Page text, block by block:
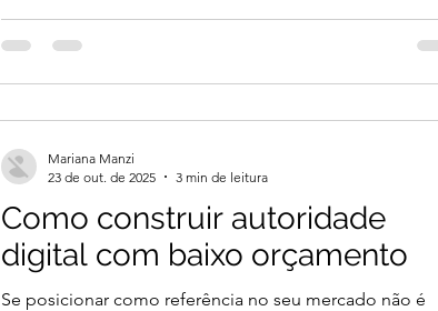
Neste artigo, você vai aprender como identificar se sua
empresa está posicionada como referência de valor ou
Como construir autoridade
digital com baixo orçamento
Se posicionar como referência no seu mercado não é
Mariana Manzi
23 de out. de 2025
3 min de leitura